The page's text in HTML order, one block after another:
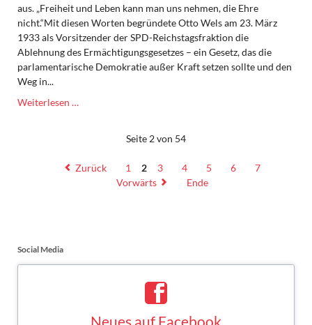
aus. „Freiheit und Leben kann man uns nehmen, die Ehre
nicht.“Mit diesen Worten begründete Otto Wels am 23. März
1933 als Vorsitzender der SPD-Reichstagsfraktion die
Ablehnung des Ermächtigungsgesetzes – ein Gesetz, das die
parlamentarische Demokratie außer Kraft setzen sollte und den
Weg in...
Weiterlesen …
für
Seite 2 von 54
Zurück 1 2 3 4 5 6
7
Vorwärts
Ende
Social Media